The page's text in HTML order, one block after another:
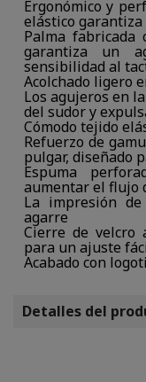
Ergonómico y
elástico
Palma fabricada
garantiza un
sensibilidad al
Acolchado ligero
Los agujeros en
del sudor y
Cómodo tejido
Refuerzo de
pulgar, diseñado
Espuma
aumentar el flujo
La impresión
agarre
Cierre de velcro
para un ajuste
Acabado con
Detalles del